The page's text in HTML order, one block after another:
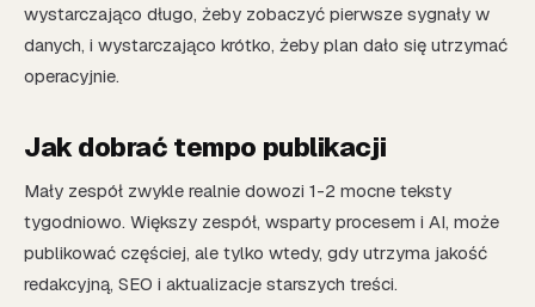
wystarczająco długo, żeby zobaczyć pierwsze sygnały w
danych, i wystarczająco krótko, żeby plan dało się utrzymać
operacyjnie.
Jak dobrać tempo publikacji
Mały zespół zwykle realnie dowozi 1-2 mocne teksty
tygodniowo. Większy zespół, wsparty procesem i AI, może
publikować częściej, ale tylko wtedy, gdy utrzyma jakość
redakcyjną, SEO i aktualizacje starszych treści.